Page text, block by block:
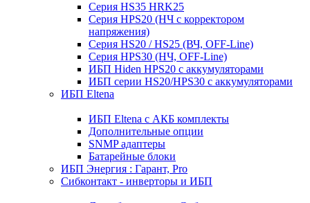
Серия HS35 HRK25
Серия HPS20 (НЧ с корректором
напряжения)
Серия HS20 / HS25 (ВЧ, OFF-Line)
Серия HPS30 (НЧ, OFF-Line)
ИБП Hiden HPS20 с аккумуляторами
ИБП серии HS20/HPS30 с аккумуляторами
ИБП Eltena
ИБП Eltena с АКБ комплекты
Дополнительные опции
SNMP адаптеры
Батарейные блоки
ИБП Энергия : Гарант, Pro
Сибконтакт - инверторы и ИБП